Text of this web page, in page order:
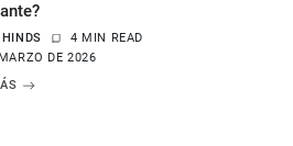
4 MIN READ
DE 2026